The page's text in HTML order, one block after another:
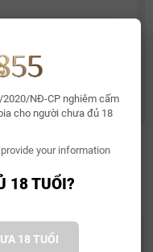
NĐ-CP nghiêm cấm
cho người chưa đủ 18
your information
18 TUỔI?
18 TUỔI
17%
QUAN